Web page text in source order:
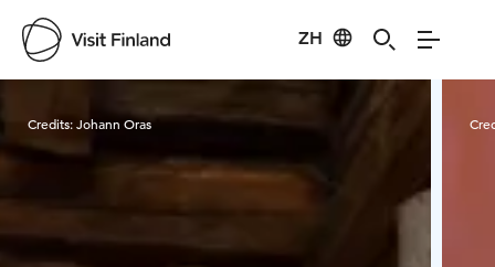
ZH
Visit Finland
Credits:Johann Oras